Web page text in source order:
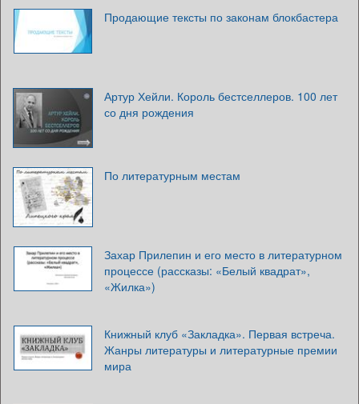
Продающие тексты по законам блокбастера
Артур Хейли. Король бестселлеров. 100 лет
со дня рождения
По литературным местам
Захар Прилепин и его место в литературном
процессе (рассказы: «Белый квадрат»,
«Жилка»)
Книжный клуб «Закладка». Первая встреча.
Жанры литературы и литературные премии
мира